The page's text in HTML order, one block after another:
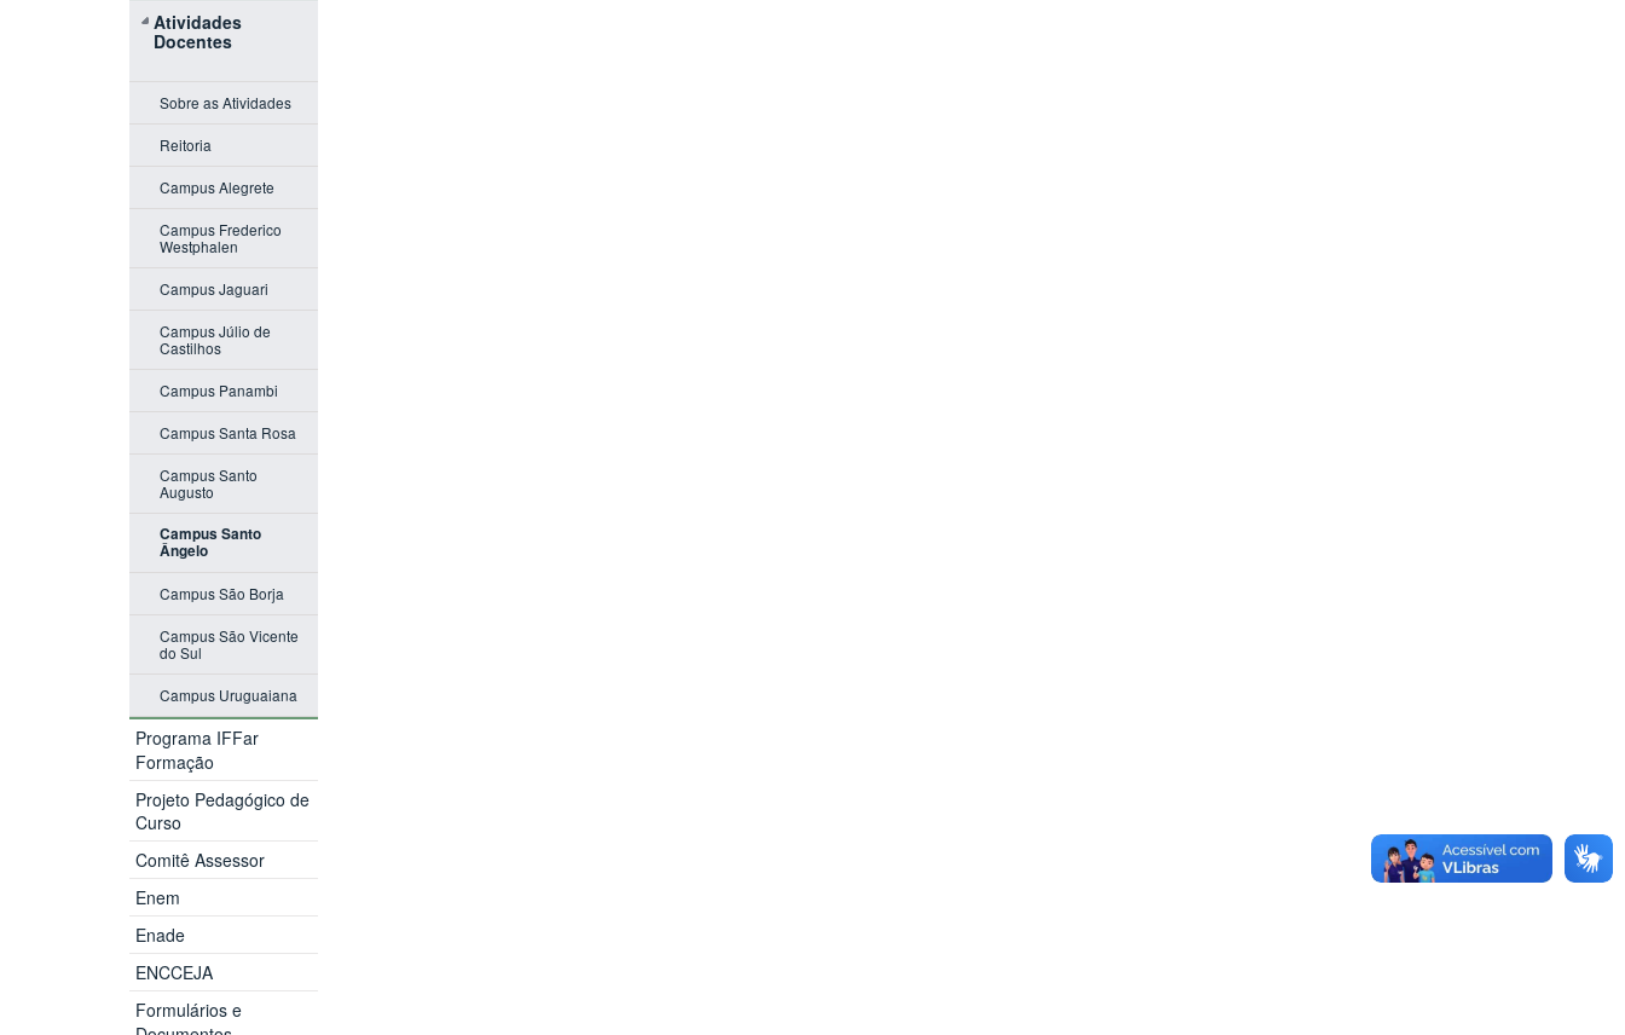
Atividades
Docentes
Sobre as Atividades
Reitoria
Campus Alegrete
Campus Frederico
Westphalen
Campus Jaguari
Campus Júlio de
Castilhos
Campus Panambi
Campus Santa Rosa
Campus Santo
Augusto
Campus Santo
Ângelo
Campus São Borja
Campus São Vicente
do Sul
Campus Uruguaiana
Programa IFFar
Formação
Projeto Pedagógico de
Curso
Comitê Assessor
Enem
Enade
ENCCEJA
Formulários e